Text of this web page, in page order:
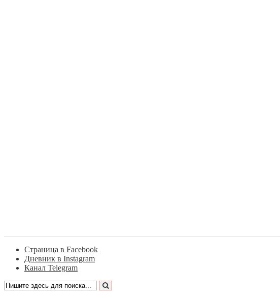
Страница в Facebook
Дневник в Instagram
Канал Telegram